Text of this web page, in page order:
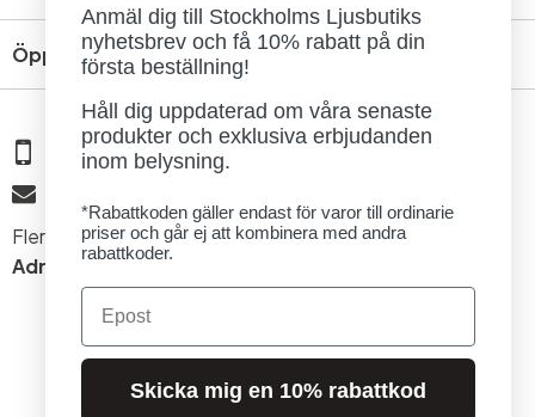
Öppettider
08 - 654 29 00
Fler kontaktuppgifter »
Adress:Kungsholmsgatan 6, 112 27 Stockholm
Anmäl dig till Stockholms Ljusbutiks
nyhetsbrev och få 10% rabatt på din
första beställning!
Håll dig uppdaterad om våra senaste
produkter och exklusiva erbjudanden
inom belysning.
*Rabattkoden gäller endast för varor till ordinarie
priser och går ej att kombinera med andra
rabattkoder.
Email
Skicka mig en 10% rabattkod